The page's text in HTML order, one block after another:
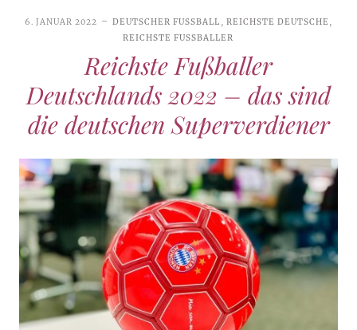
6. JANUAR 2022 DEUTSCHER FUSSBALL , REICHSTE DEUTSCHE,
REICHSTE FUSSBALLER
Reichste Fußballer
Deutschlands 2022 – das sind
die deutschen Superverdiener